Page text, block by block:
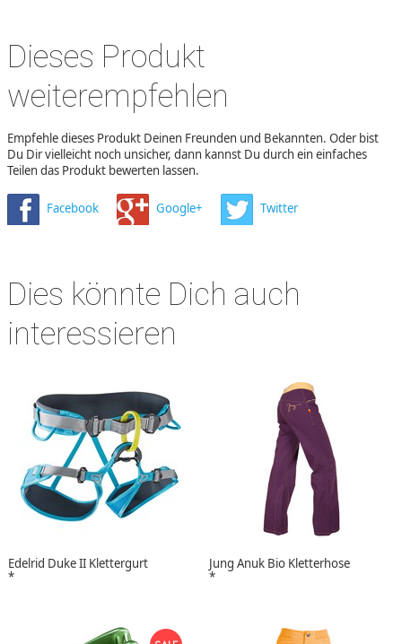
Dieses Produkt
weiterempfehlen
Empfehle dieses Produkt Deinen Freunden und Bekannten. Oder bist
Du Dir vielleicht noch unsicher, dann kannst Du durch ein einfaches
Teilen das Produkt bewerten lassen.
Facebook Google+ Twitter
Dies könnte Dich auch
interessieren
Edelrid Duke II Klettergurt
*
Jung Anuk Bio Kletterhose
*